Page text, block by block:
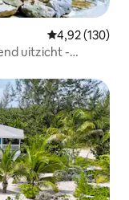
Gemiddelde
4,92 (130)
uitzicht -